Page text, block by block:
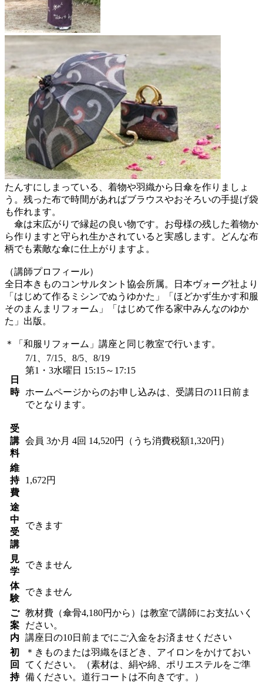
たんすにしまっている、着物や羽織から日傘を作りましょ
う。残った布で時間があればブラウスやおそろいの手提げ袋
も作れます。
傘は末広がりで縁起の良い物です。お母様の残した着物か
ら作りますと守られ生かされていると実感します。どんな布
柄でも素敵な傘に仕上がりますよ。
（講師プロフィール）
全日本きものコンサルタント協会所属。日本ヴォーグ社より
「はじめて作るミシンでぬうゆかた」「ほどかず生かす和服
そのまんまリフォーム」「はじめて作る家中みんなのゆか
た」出版。
＊「和服リフォーム」講座と同じ教室で行います。
日
時
7/1、7/15、8/5、8/19
第1・3水曜日 15:15～17:15
ホームページからのお申し込みは、受講日の11日前ま
でとなります。
受
講
料
会員 3か月 4回 14,520円（うち消費税額1,320円）
維
持
費
1,672円
途
中
受
講
できます
見
学
できません
体
験
できません
ご
案
内
教材費（傘骨4,180円から）は教室で講師にお支払いく
ださい。
講座日の10日前までにご入金をお済ませください
初
回
持
＊きものまたは羽織をほどき、アイロンをかけておい
てください。（素材は、絹や綿、ポリエステルをご準
備ください。道行コートは不向きです。）